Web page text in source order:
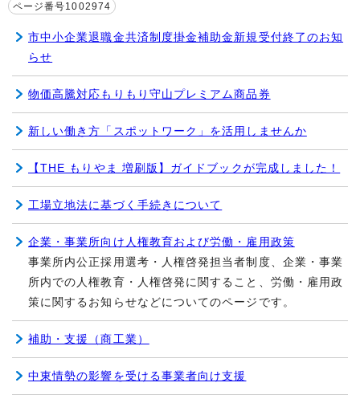
ページ番号1002974
市中小企業退職金共済制度掛金補助金新規受付終了のお知
らせ
物価高騰対応もりもり守山プレミアム商品券
新しい働き方「スポットワーク」を活用しませんか
【THE もりやま 増刷版】ガイドブックが完成しました！
工場立地法に基づく手続きについて
企業・事業所向け人権教育および労働・雇用政策
事業所内公正採用選考・人権啓発担当者制度、企業・事業
所内での人権教育・人権啓発に関すること、労働・雇用政
策に関するお知らせなどについてのページです。
補助・支援（商工業）
中東情勢の影響を受ける事業者向け支援